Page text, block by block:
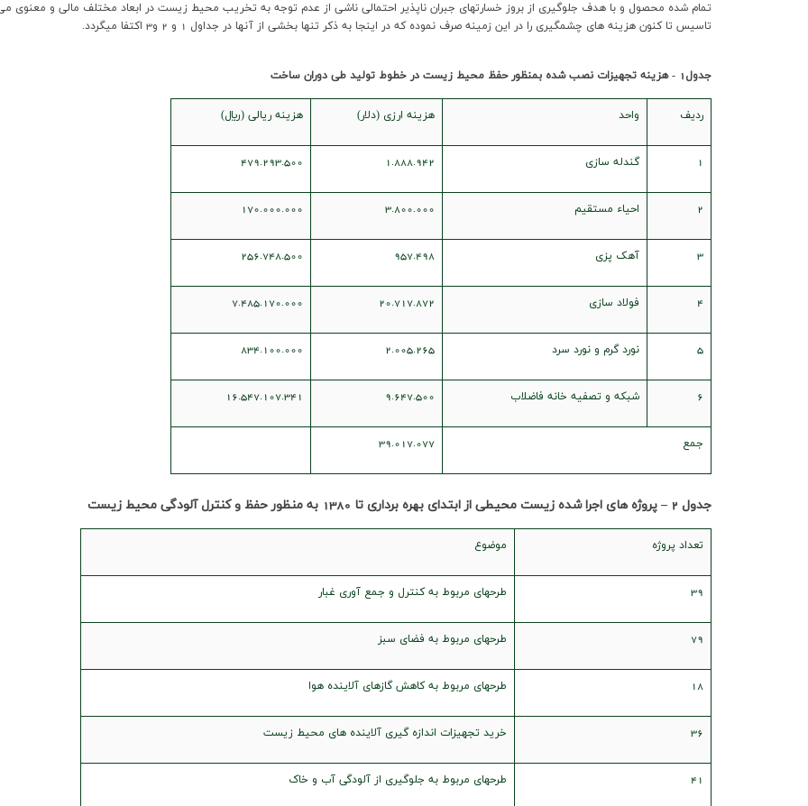
تمام شده محصول و با هدف جلوگیری از بروز خسارتهای جبران ناپذیر احتمالی ناشی از عدم توجه به تخریب محیط زیست در ابعاد مختلف مالی و معنوی
تاسیس تا کنون هزینه های چشمگیری را در این زمینه صرف نموده که در اینجا به ذکر تنها بخشی از آنها در جداول 1 و 2 و3 اکتفا میگردد.
جدول1 - هزینه تجهیزات نصب شده بمنظور حفظ محیط زیست در خطوط تولید طی دوران ساخت
رديف واحد هزينه ارزي (دلار) هزينه ريالي (ريال)
1 گندله سازي 1.888.942
479.293.500
2 احياء مستقيم 3.800.000
170.000.000
3 آهک پزي 957.498
256.748.500
4 فولاد سازي 20.717.872
7.485.170.000
5 نورد گرم و نورد سرد 2.005.265
834.100.000
6 شبکه و تصفيه خانه فاضلاب 9.647.500
16.547.107.341
جمع 39.017.077
جدول 2 – پروژه های اجرا شده زیست محیطی از ابتدای بهره برداری تا 1380 به منظور حفظ و کنترل آلودگی محیط زیست
تعداد پروژه موضوع
39 طرحهای مربوط به کنترل و جمع آوری غبار
79 طرحهای مربوط به فضای سبز
18 طرحهای مربوط به کاهش گازهای آلاینده هوا
36 خرید تجهیزات اندازه گیری آلاینده های محیط زیست
41 طرحهای مربوط به جلوگیری از آلودگی آب و خاک